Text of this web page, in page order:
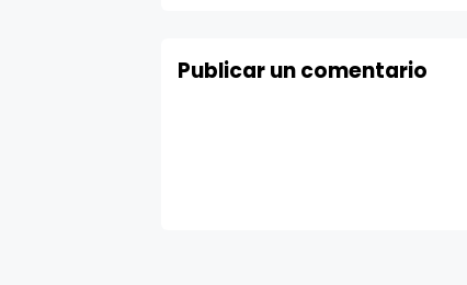
Publicar un comentario